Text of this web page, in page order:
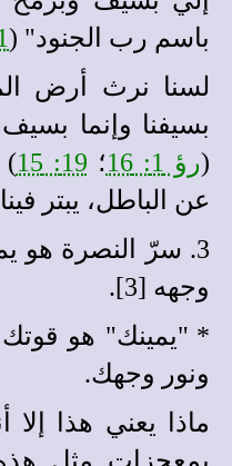
باسم رب الجنود" (1 صم
لسنا نرث أرض
بسيفنا وإنما
(رؤ 1: 16 ؛ 19: 15
)
عن الباطل، يبتر
3. سرّ النصرة هو
وجهه [3].
* "يمينك" هو
ونور وجهك.
ماذا
يعني هذا